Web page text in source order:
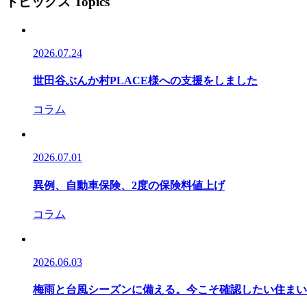
2026.07.24
世田谷ぶんか村PLACE様への支援をしました
コラム
2026.07.01
異例、自動車保険、2度の保険料値上げ
コラム
2026.06.03
梅雨と台風シーズンに備える。今こそ確認したい住ま